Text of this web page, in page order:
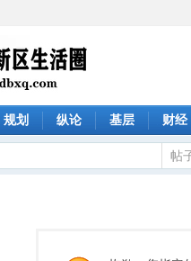
规划 纵论 基层 财经
帖